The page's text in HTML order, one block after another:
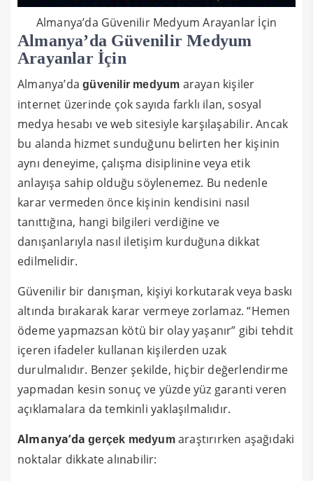
Almanya’da Güvenilir Medyum Arayanlar İçin
Almanya’da Güvenilir Medyum
Arayanlar İçin
Almanya’dagüvenilir medyum arayan kişiler
internet üzerinde çok sayıda farklı ilan, sosyal
medya hesabı ve web sitesiyle karşılaşabilir. Ancak
bu alanda hizmet sunduğunu belirten her kişinin
aynı deneyime, çalışma disiplinine veya etik
anlayışa sahip olduğu söylenemez. Bu nedenle
karar vermeden önce kişinin kendisini nasıl
tanıttığına, hangi bilgileri verdiğine ve
danışanlarıyla nasıl iletişim kurduğuna dikkat
edilmelidir.
Güvenilir bir danışman, kişiyi korkutarak veya baskı
altında bırakarak karar vermeye zorlamaz. “Hemen
ödeme yapmazsan kötü bir olay yaşanır” gibi tehdit
içeren ifadeler kullanan kişilerden uzak
durulmalıdır. Benzer şekilde, hiçbir değerlendirme
yapmadan kesin sonuç ve yüzde yüz garanti veren
açıklamalara da temkinli yaklaşılmalıdır.
Almanya’dagerçek medyumaraştırırken aşağıdaki
noktalar dikkate alınabilir: